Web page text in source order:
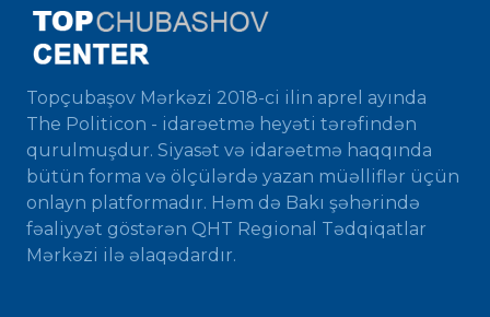
Topçubaşov Mərkəzi 2018-ci ilin aprel ayında
The Politicon - idarəetmə heyəti tərəfindən
qurulmuşdur. Siyasət və idarəetmə haqqında
bütün forma və ölçülərdə yazan müəlliflər üçün
onlayn platformadır. Həm də Bakı şəhərində
fəaliyyət göstərən QHT Regional Tədqiqatlar
Mərkəzi ilə əlaqədardır.